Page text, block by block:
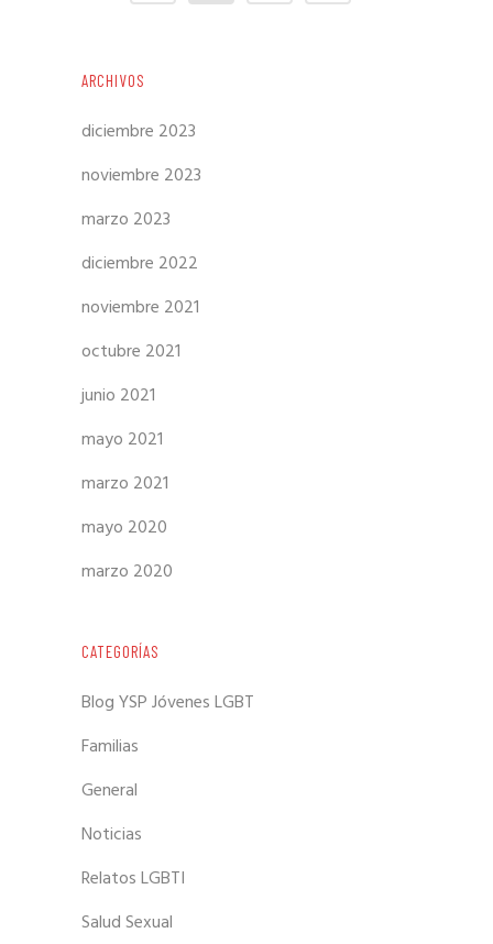
ARCHIVOS
diciembre 2023
noviembre 2023
marzo 2023
diciembre 2022
noviembre 2021
octubre 2021
junio 2021
mayo 2021
marzo 2021
mayo 2020
marzo 2020
CATEGORÍAS
Blog YSP Jóvenes LGBT
Familias
General
Noticias
Relatos LGBTI
Salud Sexual